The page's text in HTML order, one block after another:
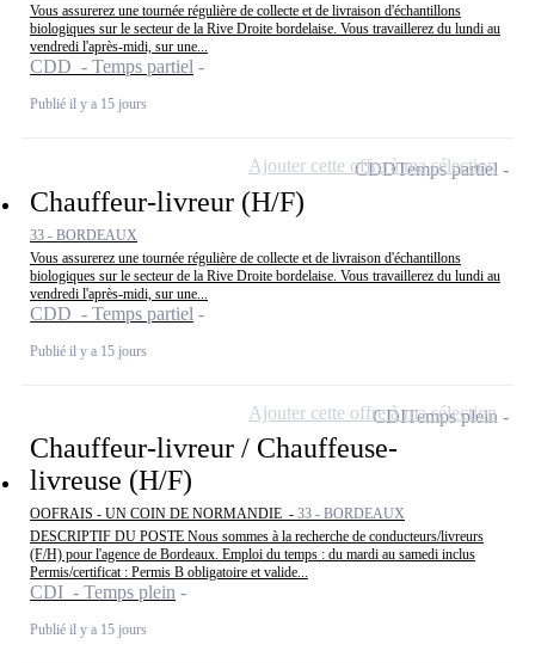
Vous assurerez une tournée régulière de collecte et de livraison d'échantillons
biologiques sur le secteur de la Rive Droite bordelaise. Vous travaillerez du lundi au
vendredi l'après-midi, sur une...
CDD - Temps partiel
Publié il y a 15 jours
Chauffeur-livreur (H/F)
33 - BORDEAUX
Vous assurerez une tournée régulière de collecte et de livraison d'échantillons
biologiques sur le secteur de la Rive Droite bordelaise. Vous travaillerez du lundi au
vendredi l'après-midi, sur une...
CDD - Temps partiel
Publié il y a 15 jours
CDDTemps partiel
Ajouter cette offre à ma sélection
Chauffeur-livreur / Chauffeuse-
livreuse (H/F)
OOFRAIS - UN COIN DE NORMANDIE - 33 - BORDEAUX
DESCRIPTIF DU POSTE Nous sommes à la recherche de conducteurs/livreurs
(F/H) pour l'agence de Bordeaux. Emploi du temps : du mardi au samedi inclus
Permis/certificat : Permis B obligatoire et valide...
CDI - Temps plein
Publié il y a 15 jours
CDITemps plein
Ajouter cette offre à ma sélection